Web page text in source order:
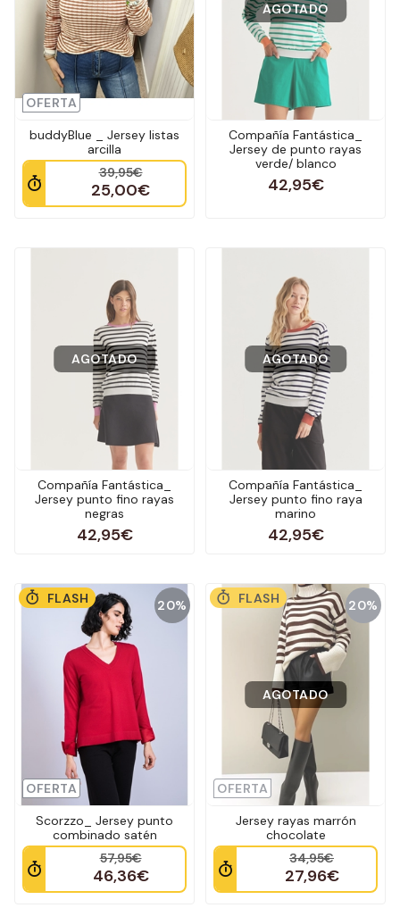
OFERTA
buddyBlue _ Jersey listas
arcilla
39,95€
25,00€
AGOTADO
Compañía Fantástica_
Jersey de punto rayas
verde/ blanco
42,95€
AGOTADO
Compañía Fantástica_
Jersey punto fino rayas
negras
42,95€
AGOTADO
Compañía Fantástica_
Jersey punto fino raya
marino
42,95€
20%
OFERTA
FLASH
Scorzzo_ Jersey punto
combinado satén
57,95€
46,36€
20%
OFERTA
FLASH
AGOTADO
Jersey rayas marrón
chocolate
34,95€
27,96€